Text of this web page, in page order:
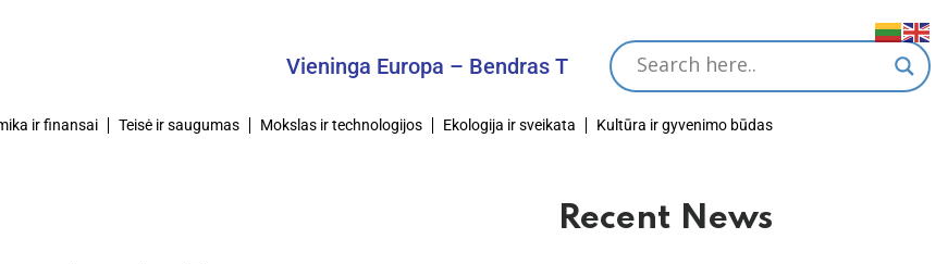
Vieninga Europa – Bendras Tikslas
ir finansai Teisė ir saugumas Mokslas ir technologijos Ekologija ir sveikata Kultūra ir gyvenimo būdas
Recent News